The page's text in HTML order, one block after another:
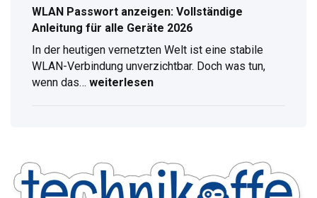
WLAN Passwort anzeigen: Vollständige
Anleitung für alle Geräte 2026
In der heutigen vernetzten Welt ist eine stabile
WLAN-Verbindung unverzichtbar. Doch was tun,
wenn das…
für
alle
Geräte
weiterlesen